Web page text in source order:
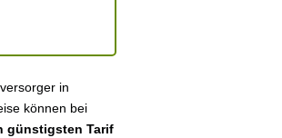
in
können bei
günstigsten Tarif